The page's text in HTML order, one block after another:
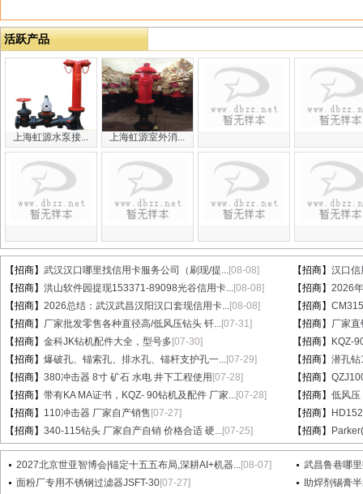
活跃产品
上海虹源水泵接... 上海虹源室外消...
【招商】 武汉汉口哪里找信用卡服务公司（刷现/提...[08-08] 【招商】 汉口信
【招商】 洪山软件园提现153371-89098光谷信用卡...[08-08] 【招商】 2026
【招商】 2026总结：武汉武昌汉阳汉口套现信用卡...[08-08] 【招商】
【招商】 厂家批发零售各种直径高/低风压钻头 钎...[07-31] 【招商】 厂家
【招商】 金科JK钻机配件大全，型号多 [07-30] 【招商】
KQZ-
【招商】 爆破孔、锚索孔、排水孔、锚杆支护孔一...[07-29] 【招商】 潜孔钻
【招商】 380冲击器 8寸 矿石 水电 井下工程使用 [07-28] 【招商】
【招商】 带有KA MA证书，KQZ- 90钻机及配件 厂家...[07-28] 【招商】 低风压
【招商】 110冲击器 厂家自产销售 [07-27] 【招商】
【招商】 340-115钻头 厂家自产自销 价格合适 硬...[07-25] 【招商】
2027北京世亚智博会|锚定十五五布局,深耕AI+机器...[08-07]
武昌鲁巷哪
面粉厂专用不锈钢过滤器JSFT-30[07-27]
助焊剂锡膏